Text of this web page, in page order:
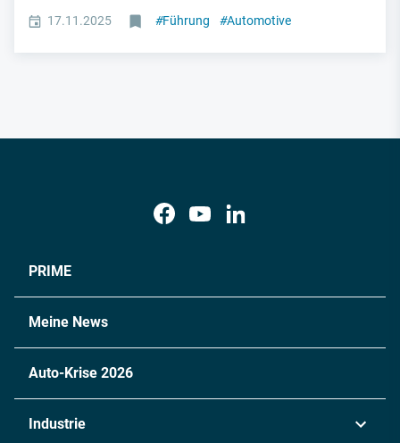
17.11.2025 #Führung #Automotive
PRIME
Meine News
Auto-Krise 2026
Industrie